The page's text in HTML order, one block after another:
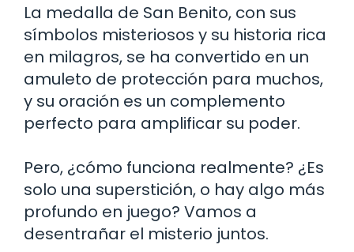
La medalla de San Benito, con sus
símbolos misteriosos y su historia rica
en milagros, se ha convertido en un
amuleto de protección para muchos,
y su oración es un complemento
perfecto para amplificar su poder.
Pero, ¿cómo funciona realmente? ¿Es
solo una superstición, o hay algo más
profundo en juego? Vamos a
desentrañar el misterio juntos.